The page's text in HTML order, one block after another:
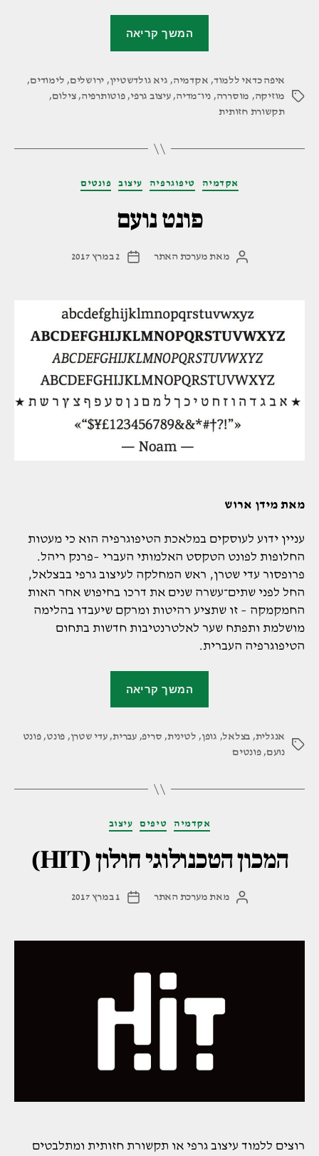
המשך קריאה
לתקשורת
חזותית"
תגיות
איפה כדאי ללמוד, אקדמיה, גיא גולדשטיין, ירושלים, לימודים,
מוזיקה, מוסררה, ניו־מדיה,עיצוב גרפי,פוטותרפיה,צילום,
תקשורת חזותית
קטגוריות אקדמיה טיפוגרפיה עיצוב פונטים
פונט נועם
המחבר
מאת מערכת האתר
תאריך
2 במרץ 2017
מאת מידן ארוש
עניין ידוע לעוסקים במלאכת הטיפוגרפיה הוא כי מעטות
החלופות לפונט הטקסט האלמותי העברי –פרנק ריהל.
פרופסור עדי שטרן, ראש המחלקה לעיצוב גרפי בבצלאל,
החל לפני שתים־עשרה שנים את דרכו בחיפוש אחר האות
החמקמקה – זו שתציע רהיטות ומרקם שיעבדו בהלימה
מושלמת ותפתח שער לאלטרנטיבות חדשות בתחום
הטיפוגרפיה העברית.
המשך קריאה
תגיות
אנגלית, בצלאל, גופן, לטינית, סריפ,עברית,עדי שטרן, פונט,פונט
נועם,פונטים
קטגוריות אקדמיה טיפים עיצוב
המכון הטכנולוגי חולון (HIT)
המחבר
מאת מערכת האתר
תאריך
1 במרץ 2017
רוצים ללמוד עיצוב גרפי או תקשורת חזותית ומתלבטים